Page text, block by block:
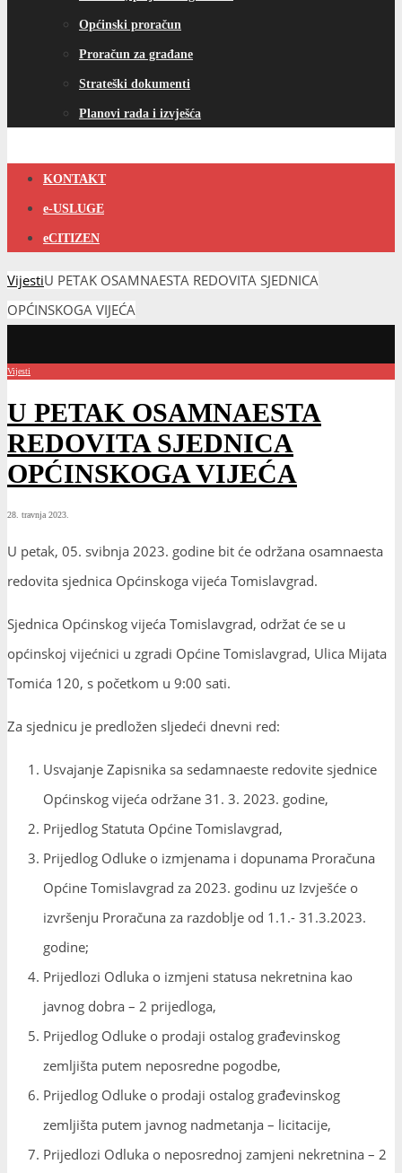
Općinski proračun
Proračun za građane
Strateški dokumenti
Planovi rada i izvješća
KONTAKT
e-USLUGE
eCITIZEN
VijestiU PETAK OSAMNAESTA REDOVITA SJEDNICA
OPĆINSKOGA VIJEĆA
Vijesti
U PETAK OSAMNAESTA
REDOVITA SJEDNICA
OPĆINSKOGA VIJEĆA
28. travnja 2023.
U petak, 05. svibnja 2023. godine bit će održana osamnaesta
redovita sjednica Općinskoga vijeća Tomislavgrad.
Sjednica Općinskog vijeća Tomislavgrad, održat će se u
općinskoj vijećnici u zgradi Općine Tomislavgrad, Ulica Mijata
Tomića 120, s početkom u 9:00 sati.
Za sjednicu je predložen sljedeći dnevni red:
Usvajanje Zapisnika sa sedamnaeste redovite sjednice
Općinskog vijeća održane 31. 3. 2023. godine,
Prijedlog Statuta Općine Tomislavgrad,
Prijedlog Odluke o izmjenama i dopunama Proračuna
Općine Tomislavgrad za 2023. godinu uz Izvješće o
izvršenju Proračuna za razdoblje od 1.1.- 31.3.2023.
godine;
Prijedlozi Odluka o izmjeni statusa nekretnina kao
javnog dobra – 2 prijedloga,
Prijedlog Odluke o prodaji ostalog građevinskog
zemljišta putem neposredne pogodbe,
Prijedlog Odluke o prodaji ostalog građevinskog
zemljišta putem javnog nadmetanja – licitacije,
Prijedlozi Odluka o neposrednoj zamjeni nekretnina – 2